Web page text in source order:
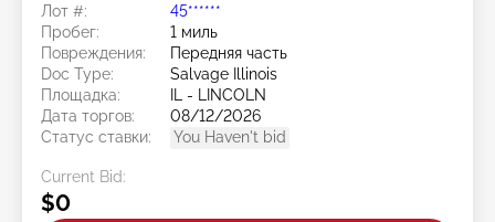
Лот #:
45******
Пробег:
1 миль
Повреждения:
Передняя часть
Doc Type:
Salvage Illinois
Площадка:
IL - LINCOLN
Дата торгов:
08/12/2026
Статус ставки:
You Haven't bid
Current Bid:
$0